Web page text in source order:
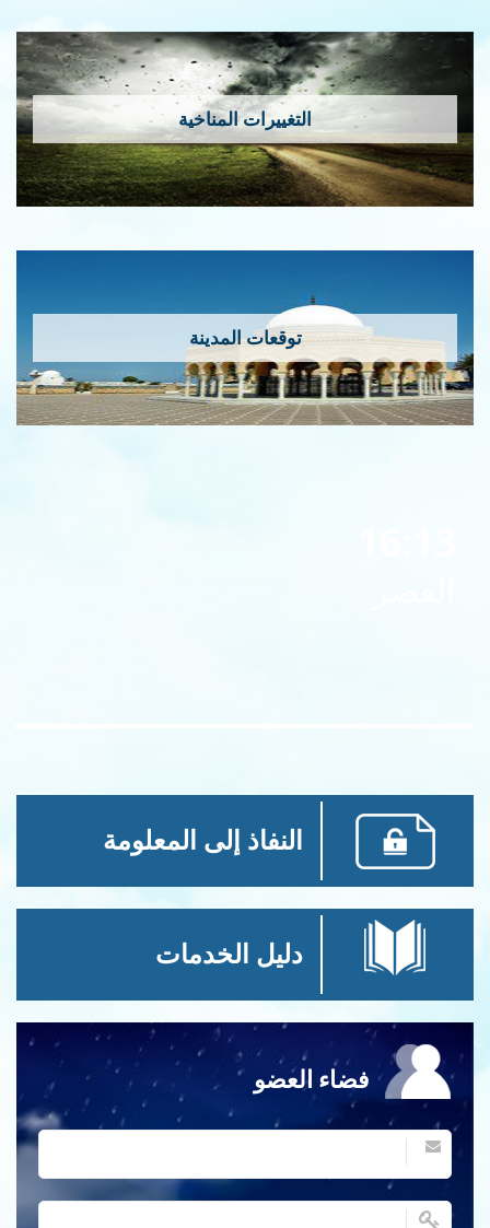
التغييرات المناخية
توقعات المدينة
النفاذ إلى المعلومة
دليل الخدمات
فضاء العضو